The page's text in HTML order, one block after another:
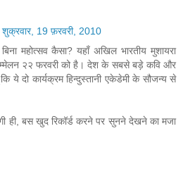
शुक्रवार, 19 फ़रवरी, 2010
महोत्सव कैसा? यहाँ अखिल भारतीय मुशायरा
२२ फरवरी को है। देश के सबसे बड़े कवि और
ये दो कार्यक्रम हिन्दुस्तानी एकेडेमी के सौजन्य से
ही, बस खुद रिकॉर्ड करने पर सुनने देखने का मजा